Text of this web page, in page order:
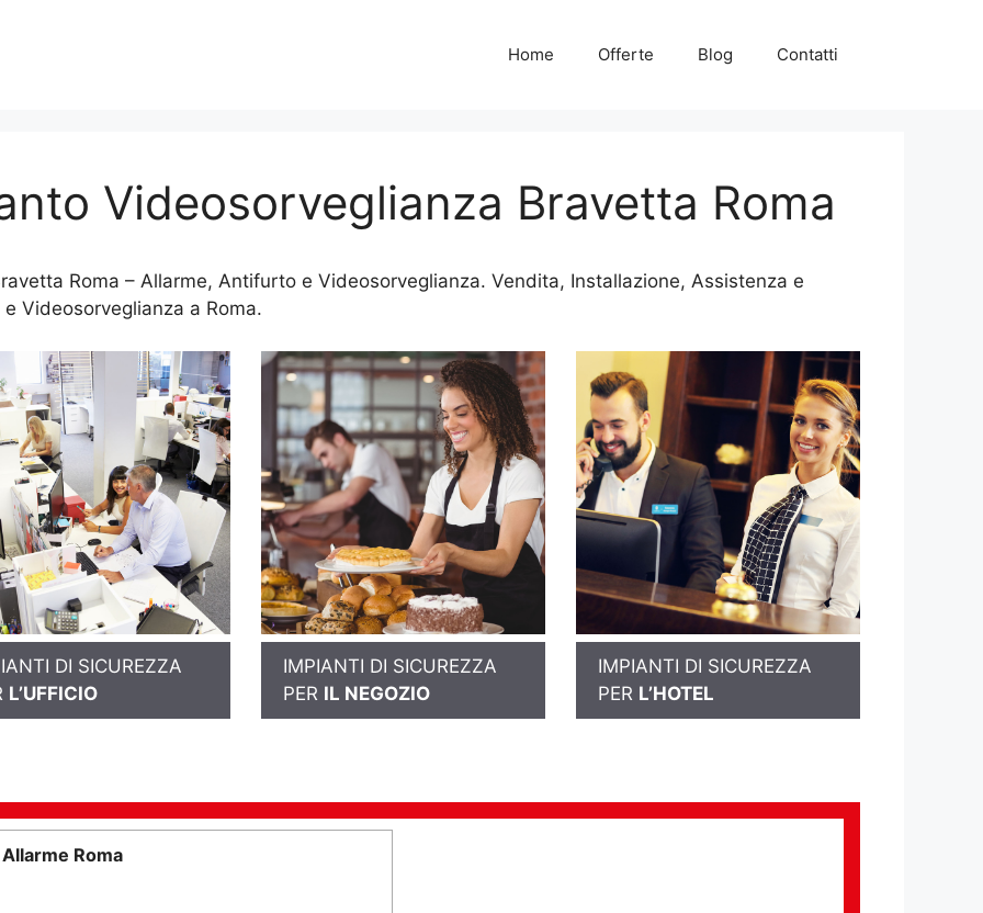
Home Offerte Blog Contatti
Videosorveglianza Bravetta Roma
Roma – Allarme, Antifurto e Videosorveglianza. Vendita, Installazione, Assistenza e
e Videosorveglianza a Roma.
DI SICUREZZA
L’UFFICIO
IMPIANTI DI SICUREZZA
PER IL NEGOZIO
IMPIANTI DI SICUREZZA
PER L’HOTEL
Roma